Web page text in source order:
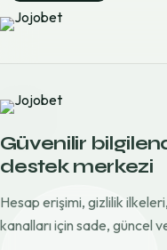
Güvenilir
destek merkezi
Hesap erişimi, gizlilik
kanalları için sade, güncel